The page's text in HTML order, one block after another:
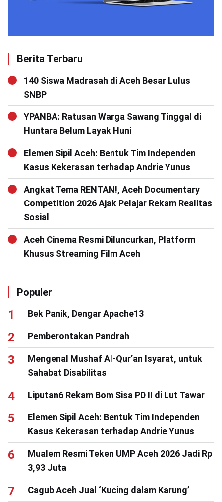
Berita Terbaru
140 Siswa Madrasah di Aceh Besar Lulus
SNBP
YPANBA: Ratusan Warga Sawang Tinggal di
Huntara Belum Layak Huni
Elemen Sipil Aceh: Bentuk Tim Independen
Kasus Kekerasan terhadap Andrie Yunus
Angkat Tema RENTAN!, Aceh Documentary
Competition 2026 Ajak Pelajar Rekam Realitas
Sosial
Aceh Cinema Resmi Diluncurkan, Platform
Khusus Streaming Film Aceh
Populer
Bek Panik, Dengar Apache13
Pemberontakan Pandrah
Mengenal Mushaf Al-Qur’an Isyarat, untuk
Sahabat Disabilitas
Liputan6 Rekam Bom Sisa PD II di Lut Tawar
Elemen Sipil Aceh: Bentuk Tim Independen
Kasus Kekerasan terhadap Andrie Yunus
Mualem Resmi Teken UMP Aceh 2026 Jadi Rp
3,93 Juta
Cagub Aceh Jual ‘Kucing dalam Karung’